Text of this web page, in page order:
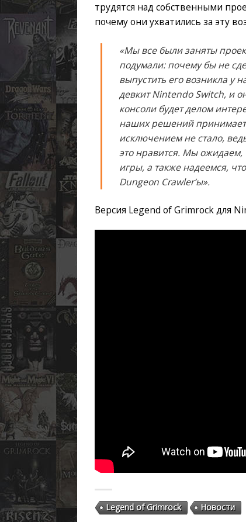
трудятся над собственными
почему они ухватились за эту
«Мы все были заняты
подумали: почему бы не
выпустить его возникла у
девкит Nintendo Switch, и
консоли будет делом
наших решений
исключением не стало,
это нравится. Мы ожидаем,
игры, а также надеемся,
Dungeon Crawler’ы».
Версия Legend of Grimrock для
Legend of Grimrock Новости